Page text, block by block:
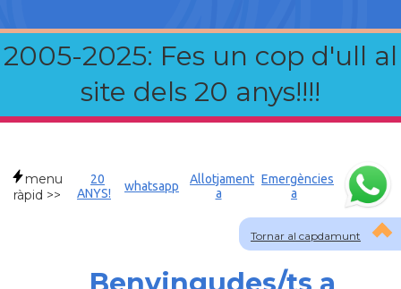
2005-2025: Fes un cop d'ull al
site dels 20 anys!!!!
Tornar al capdamunt
menu
ràpid >>
20
ANYS!
whatsapp
Allotjament
a
Emergències
a